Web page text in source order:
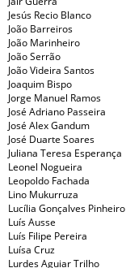
Jesús Recio Blanco
João Barreiros
João Marinheiro
João Serrão
João Videira Santos
Joaquim Bispo
Jorge Manuel Ramos
José Adriano Passeira
José Alex Gandum
José Duarte Soares
Juliana Teresa Esperança
Leonel Nogueira
Leopoldo Fachada
Lino Mukurruza
Lucília Gonçalves Pinheiro
Luís Ausse
Luís Filipe Pereira
Luísa Cruz
Lurdes Aguiar Trilho